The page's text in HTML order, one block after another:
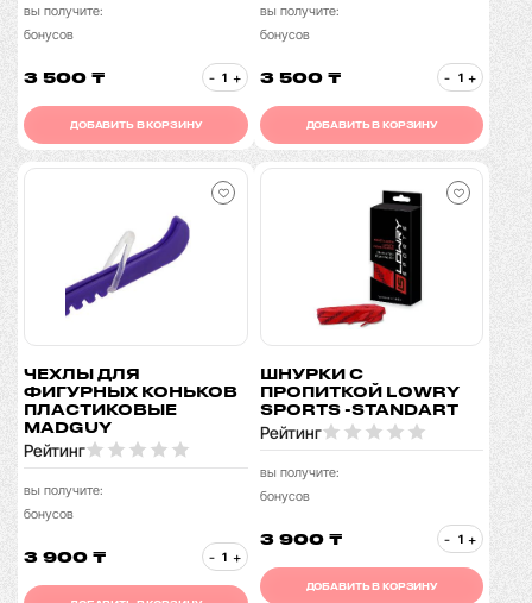
вы получите:
бонусов
3 500 ₸ - +
ДОБАВИТЬ В КОРЗИНУ
вы получите:
бонусов
3 500 ₸ - +
ДОБАВИТЬ В КОРЗИНУ
ЧЕХЛЫ ДЛЯ
ФИГУРНЫХ КОНЬКОВ
ПЛАСТИКОВЫЕ
MADGUY
Рейтинг
вы получите:
бонусов
3 900 ₸ - +
ШНУРКИ С
ПРОПИТКОЙ LOWRY
SPORTS -STANDART
Рейтинг
вы получите:
бонусов
3 900 ₸ - +
ДОБАВИТЬ В КОРЗИНУ